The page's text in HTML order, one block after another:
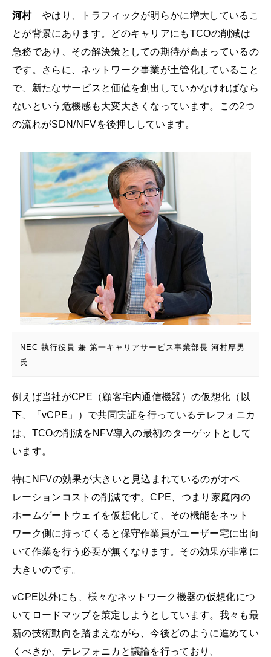
河村やはり、トラフィックが明らかに増大しているこ
とが背景にあります。どのキャリアにもTCOの削減は
急務であり、その解決策としての期待が高まっているの
です。さらに、ネットワーク事業が土管化していること
で、新たなサービスと価値を創出していかなければなら
ないという危機感も大変大きくなっています。この2つ
の流れがSDN/NFVを後押ししています。
NEC 執行役員 兼 第一キャリアサービス事業部長 河村厚男
氏
例えば当社がCPE（顧客宅内通信機器）の仮想化（以
下、「vCPE」）で共同実証を行っているテレフォニカ
は、TCOの削減をNFV導入の最初のターゲットとして
います。
特にNFVの効果が大きいと見込まれているのがオペ
レーションコストの削減です。CPE、つまり家庭内の
ホームゲートウェイを仮想化して、その機能をネット
ワーク側に持ってくると保守作業員がユーザー宅に出向
いて作業を行う必要が無くなります。その効果が非常に
大きいのです。
vCPE以外にも、様々なネットワーク機器の仮想化につ
いてロードマップを策定しようとしています。我々も最
新の技術動向を踏まえながら、今後どのように進めてい
くべきか、テレフォニカと議論を行っており、